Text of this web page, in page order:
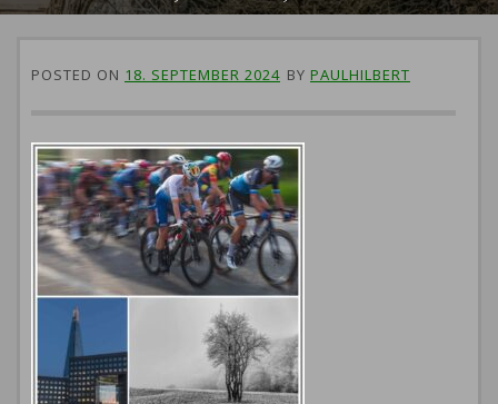
POSTED ON 18. SEPTEMBER 2024 BY PAULHILBERT